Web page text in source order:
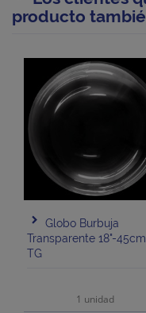
producto
Globo Burbuja
Transparente 18"-45cm
TG
1 unidad